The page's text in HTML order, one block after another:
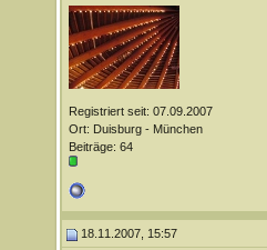
Registriert seit: 07.09.2007
Ort: Duisburg - München
Beiträge: 64
18.11.2007, 15:57